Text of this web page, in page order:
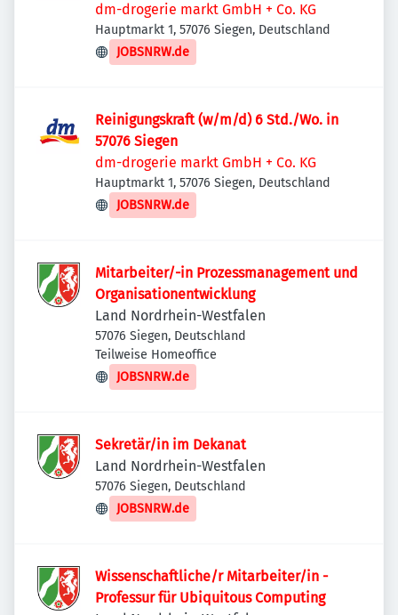
dm-drogerie markt GmbH + Co. KG
Hauptmarkt 1, 57076 Siegen, Deutschland
JOBSNRW.de
Reinigungskraft (w/m/d) 6 Std./Wo. in
57076 Siegen
dm-drogerie markt GmbH + Co. KG
Hauptmarkt 1, 57076 Siegen, Deutschland
JOBSNRW.de
Mitarbeiter/-in Prozessmanagement und
Organisationentwicklung
Land Nordrhein-Westfalen
57076 Siegen, Deutschland
Teilweise Homeoffice
JOBSNRW.de
Sekretär/in im Dekanat
Land Nordrhein-Westfalen
57076 Siegen, Deutschland
JOBSNRW.de
Wissenschaftliche/r Mitarbeiter/in -
Professur für Ubiquitous Computing